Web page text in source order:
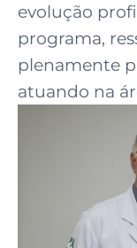
evolução
programa,
plenamente
atuando na